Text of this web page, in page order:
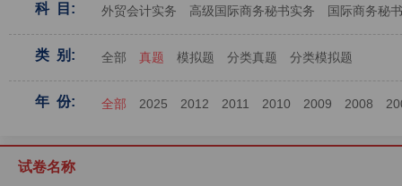
科 目: 外贸会计实务 高级国际商务秘书实务 国际商务秘
类 别: 全部 真题 模拟题 分类真题 分类模拟题
年 份: 全部 2025 2012 2011 2010 2009 2008
试卷名称